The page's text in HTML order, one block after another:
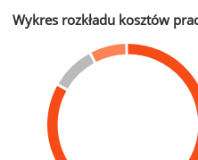
Wykres rozkładu kosztów